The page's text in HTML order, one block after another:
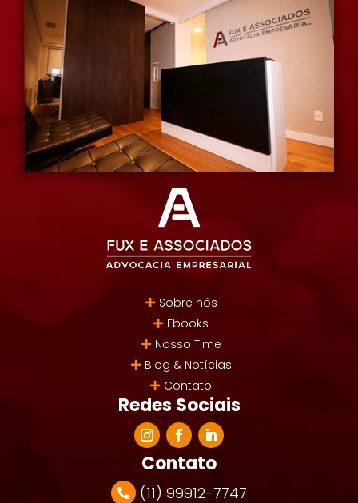
Sobre nós
Ebooks
Nosso Time
Blog & Notícias
Contato
Redes Sociais
Contato
(11) 99912-7747